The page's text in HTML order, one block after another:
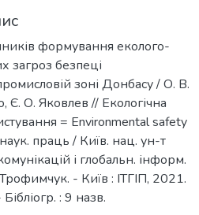
формування еколого-
загроз безпеці
зоні Донбасу / О. В.
Є. О. Яковлев // Екологічна
= Environmental safety
праць / Київ. нац. ун-т
і глобальн. інформ.
- Київ : ІТГІП, 2021.
: 9 назв.